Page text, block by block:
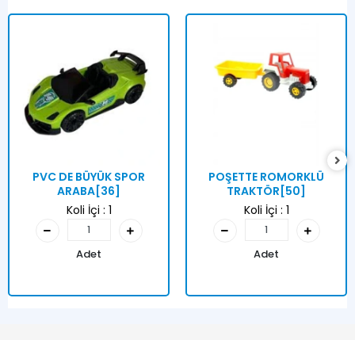
PVC DE BÜYÜK SPOR
ARABA[36]
Koli İçi : 1
Adet
POŞETTE ROMORKLÜ
TRAKTÖR[50]
Koli İçi : 1
Adet